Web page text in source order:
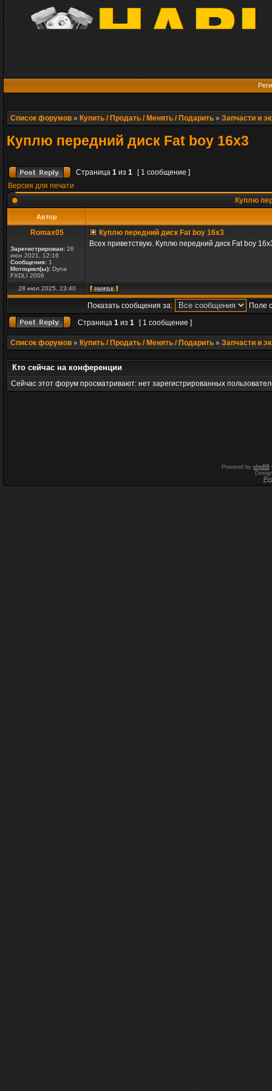
Список форумов » Купить / Продать / Менять / Подарить » Запчасти и
Куплю передний диск Fat boy 16x3
Страница 1 из 1
[ 1 сообщение ]
Версия для печати
Куплю
Автор
Romax05
Зарегистрирован: 26
июн 2021, 12:16
Сообщения: 1
Мотоцикл(ы): Dyna
FXDLI 2006
Куплю передний диск Fat boy 16x3
Всех приветствую. Куплю передний диск Fat boy
28 июл 2025, 23:40
Показать сообщения за:
Поле
Страница 1 из 1 [ 1 сообщение ]
Список форумов » Купить / Продать / Менять / Подарить » Запчасти и
Кто сейчас на конференции
Сейчас этот форум просматривают: нет зарегистрированных
Powered by phpBB